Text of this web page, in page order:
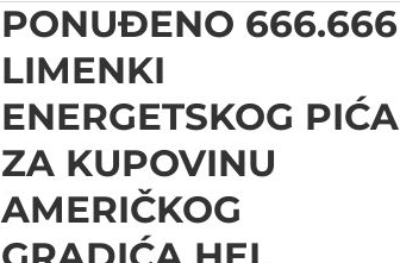
PONUĐENO 666.666
LIMENKI
ENERGETSKOG PIĆA
ZA KUPOVINU
AMERIČKOG